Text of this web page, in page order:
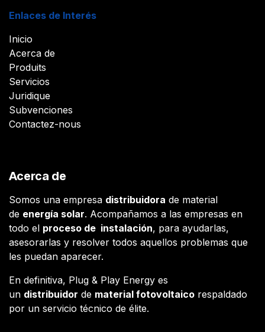
Enlaces de Interés
Inicio
Acerca de
Produits
Servicios
Juridique
Subvenciones
Contactez-nous
Acerca de
Somos una empresa distribuidora de material
de energía solar. Acompañamos a las empresas en
todo el proceso de instalación, para ayudarlas,
asesorarlas y resolver todos aquellos problemas que
les puedan aparecer.
En definitiva, Plug & Play Energy es
un distribuidor de material fotovoltaico respaldado
por un servicio técnico de élite.